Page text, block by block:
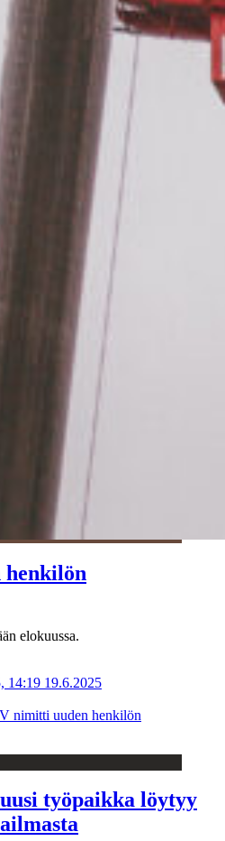
henkilön
elokuussa.
14:19 19.6.2025
nimitti uuden henkilön
työpaikka löytyy